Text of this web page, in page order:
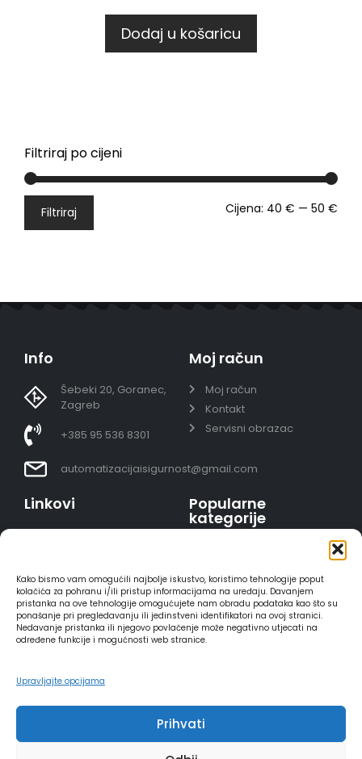
Kako bismo vam omogućili najbolje iskustvo, koristimo tehnologije poput
kolačića za pohranu i/ili pristup informacijama na uređaju. Davanjem
pristanka na ove tehnologije omogućujete nam obradu podataka kao što su
ponašanje pri pregledavanju ili jedinstveni identifikatori na ovoj stranici.
Nedavanje pristanka ili njegovo povlačenje može negativno utjecati na
određene funkcije i mogućnosti web stranice.
Upravljajte opcijama
Prihvati
Dodaj u košaricu
Filtriraj po cijeni
Filtriraj Cijena: 40 € — 50 €
Info
Šebeki 20, Goranec,
Zagreb
+385 95 536 8301
automatizacijaisigurnost@gmail.com
Moj račun
Moj račun
Kontakt
Servisni obrazac
Linkovi
Sigurno plaćanje
karticama
Dostava
Načini plaćanja
Raskid ugovora
Popularne
kategorije
Video nadzor - kompleti
AJAX alarmi
HIKVISION portafoni
REOLINK kamere
DVC portafoni
2025 - Automatizacija i sigurnost